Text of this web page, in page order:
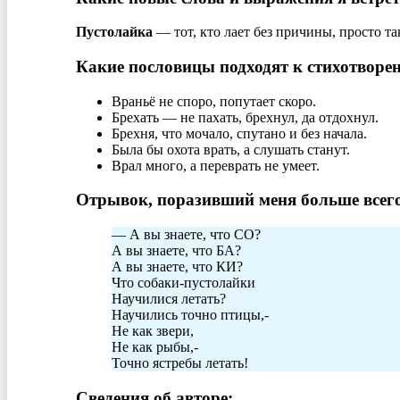
Пустолайка — тот, кто лает без причины, просто
Какие пословицы подходят к
Враньё не споро, попутает скоро.
Брехать — не пахать, брехнул, да отдохнул.
Брехня, что мочало, спутано и без начала.
Была бы охота врать, а слушать станут.
Врал много, а переврать не умеет.
Отрывок, поразивший меня больше
— А вы знаете, что СО?
А вы знаете, что БА?
А вы знаете, что КИ?
Что собаки-пустолайки
Научилися летать?
Научились точно птицы,-
Не как звери,
Не как рыбы,-
Точно ястребы летать!